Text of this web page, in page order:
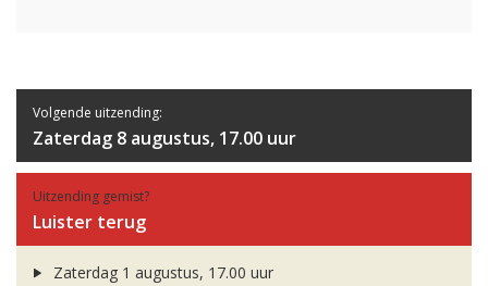
Volgende uitzending:
Zaterdag 8 augustus, 17.00 uur
Uitzending gemist?
Luister terug
Zaterdag 1 augustus, 17.00 uur